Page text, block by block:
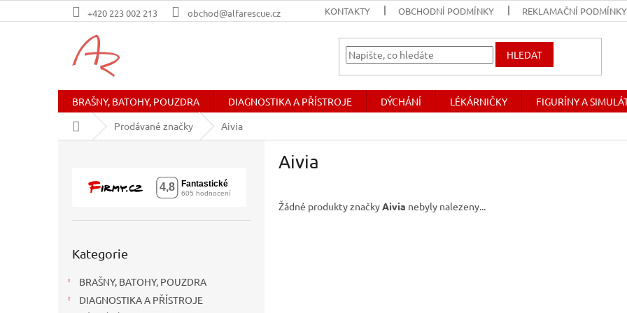
na
+420 223 002 213 obchod@alfarescue.cz KONTAKTY OBCHODNÍ PODMÍNKY REKLAMAČNÍ PODMÍNKY
HLEDAT
BRAŠNY, BATOHY, POUZDRA DIAGNOSTIKA A PŘÍSTROJE DÝCHÁNÍ LÉKÁRNIČKY FIGURÍNY A
Domů
Prodávané značky Aivia
kategorie
Kategorie
BRAŠNY, BATOHY, POUZDRA
DIAGNOSTIKA A PŘÍSTROJE
Aivia
Žádné produkty značkyAivia nebyly nalezeny...